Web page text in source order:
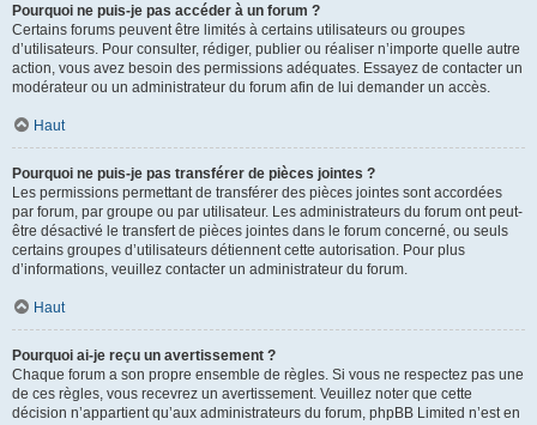
Pourquoi ne puis-je pas accéder à un forum ?
Certains forums peuvent être limités à certains utilisateurs ou groupes
d’utilisateurs. Pour consulter, rédiger, publier ou réaliser n’importe quelle autre
action, vous avez besoin des permissions adéquates. Essayez de contacter un
modérateur ou un administrateur du forum afin de lui demander un accès.
Haut
Pourquoi ne puis-je pas transférer de pièces jointes ?
Les permissions permettant de transférer des pièces jointes sont accordées
par forum, par groupe ou par utilisateur. Les administrateurs du forum ont peut-
être désactivé le transfert de pièces jointes dans le forum concerné, ou seuls
certains groupes d’utilisateurs détiennent cette autorisation. Pour plus
d’informations, veuillez contacter un administrateur du forum.
Haut
Pourquoi ai-je reçu un avertissement ?
Chaque forum a son propre ensemble de règles. Si vous ne respectez pas une
de ces règles, vous recevrez un avertissement. Veuillez noter que cette
décision n’appartient qu’aux administrateurs du forum, phpBB Limited n’est en